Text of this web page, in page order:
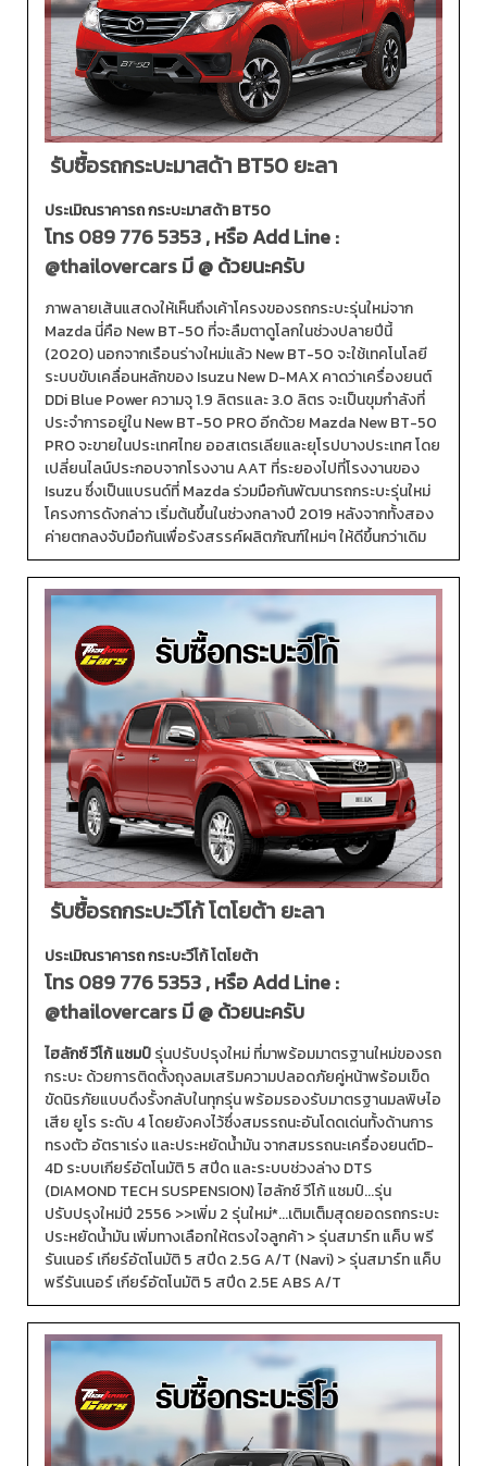
รับซื้อรถกระบะมาสด้า BT50 ยะลา
ประเมิณราคารถ กระบะมาสด้า BT50
โทร089 776 5353, หรือ Add Line :
@thailovercarsมี @ ด้วยนะครับ
ภาพลายเส้นแสดงให้เห็นถึงเค้าโครงของรถกระบะรุ่นใหม่จาก
Mazda นี่คือ New BT-50 ที่จะลืมตาดูโลกในช่วงปลายปีนี้
(2020) นอกจากเรือนร่างใหม่แล้ว New BT-50 จะใช้เทคโนโลยี
ระบบขับเคลื่อนหลักของ Isuzu New D-MAX คาดว่าเครื่องยนต์
DDi Blue Power ความจุ 1.9 ลิตรและ 3.0 ลิตร จะเป็นขุมกำลังที่
ประจำการอยู่ใน New BT-50 PRO อีกด้วย Mazda New BT-50
PRO จะขายในประเทศไทย ออสเตรเลียและยุโรปบางประเทศ โดย
เปลี่ยนไลน์ประกอบจากโรงงาน AAT ที่ระยองไปที่โรงงานของ
Isuzu ซึ่งเป็นแบรนด์ที่ Mazda ร่วมมือกันพัฒนารถกระบะรุ่นใหม่
โครงการดังกล่าว เริ่มต้นขึ้นในช่วงกลางปี 2019 หลังจากทั้งสอง
ค่ายตกลงจับมือกันเพื่อรังสรรค์ผลิตภัณฑ์ใหม่ๆ ให้ดีขึ้นกว่าเดิม
รับซื้อรถกระบะวีโก้ โตโยต้า ยะลา
ประเมิณราคารถ กระบะวีโก้ โตโยต้า
โทร089 776 5353, หรือ Add Line :
@thailovercarsมี @ ด้วยนะครับ
ไฮลักซ์ วีโก้ แชมป์รุ่นปรับปรุงใหม่ ที่มาพร้อมมาตรฐานใหม่ของรถ
กระบะ ด้วยการติดตั้งถุงลมเสริมความปลอดภัยคู่หน้าพร้อมเข็ด
ขัดนิรภัยแบบดึงรั้งกลับในทุกรุ่น พร้อมรองรับมาตรฐานมลพิษไอ
เสีย ยูโร ระดับ 4 โดยยังคงไว้ซึ่งสมรรถนะอันโดดเด่นทั้งด้านการ
ทรงตัว อัตราเร่ง และประหยัดน้ำมัน จากสมรรถนะเครื่องยนต์D-
4D ระบบเกียร์อัตโนมัติ 5 สปีด และระบบช่วงล่าง DTS
(DIAMOND TECH SUSPENSION) ไฮลักซ์ วีโก้ แชมป์...รุ่น
ปรับปรุงใหม่ปี 2556 >>เพิ่ม 2 รุ่นใหม่*...เติมเต็มสุดยอดรถกระบะ
ประหยัดน้ำมัน เพิ่มทางเลือกให้ตรงใจลูกค้า > รุ่นสมาร์ท แค็บ พรี
รันเนอร์ เกียร์อัตโนมัติ 5 สปีด 2.5G A/T (Navi) > รุ่นสมาร์ท แค็บ
พรีรันเนอร์ เกียร์อัตโนมัติ 5 สปีด 2.5E ABS A/T